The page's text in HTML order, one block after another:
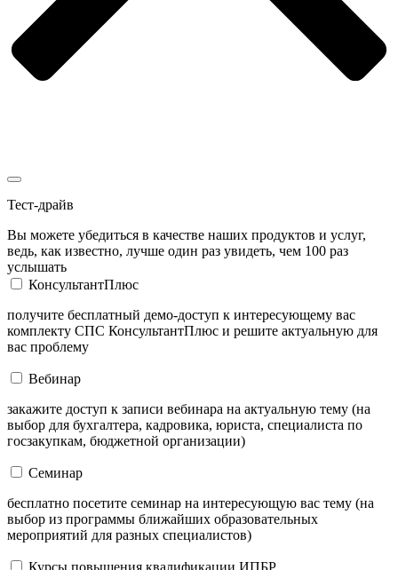
Тест-драйв
Вы можете убедиться в качестве наших продуктов и услуг,
ведь, как известно, лучше один раз увидеть, чем 100 раз
услышать
КонсультантПлюс
получите бесплатный демо-доступ к интересующему вас
комплекту СПС КонсультантПлюс и решите актуальную для
вас проблему
Вебинар
закажите доступ к записи вебинара на актуальную тему (на
выбор для бухгалтера, кадровика, юриста, специалиста по
госзакупкам, бюджетной организации)
Семинар
бесплатно посетите семинар на интересующую вас тему (на
выбор из программы ближайших образовательных
мероприятий для разных специалистов)
Курсы повышения квалификации ИПБР